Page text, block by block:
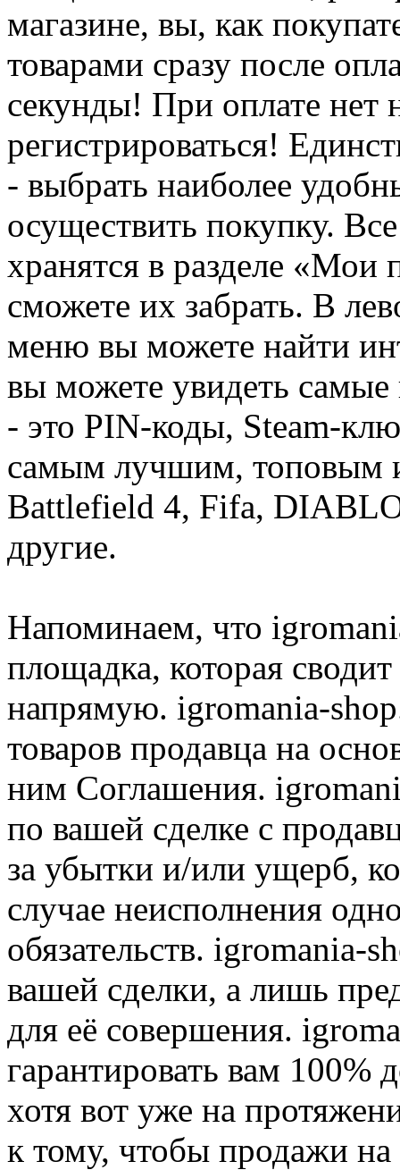
магазине, вы, как
товарами сразу после
секунды! При оплате нет
регистрироваться!
- выбрать наиболее
осуществить покупку.
хранятся в разделе
сможете их забрать. В
меню вы можете найти
вы можете увидеть самые
- это PIN-коды, Steam-
самым лучшим, топовым
Battlefield 4, Fifa,
другие.
Напоминаем, что
площадка, которая
напрямую. igromania-
товаров продавца на
ним Соглашения.
по вашей сделке с
за убытки и/или ущерб,
случае неисполнения
обязательств. igromania-
вашей сделки, а лишь
для её совершения.
гарантировать вам 100%
хотя вот уже на
к тому, чтобы продажи